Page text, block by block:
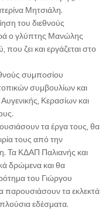
Μητσιάλη.
του διεθνούς
ο γλύπτης Μανώλης
ζει και εργάζεται στο
συμποσίου
συμβουλίων και
Κερασίων και
τα έργα τους, θα
τους από την
Τα ΚΔΑΠ Παλιανής και
δρώμενα και θα
του Γιώργου
παρουσιάσουν τα εκλεκτά
εδέσματα.